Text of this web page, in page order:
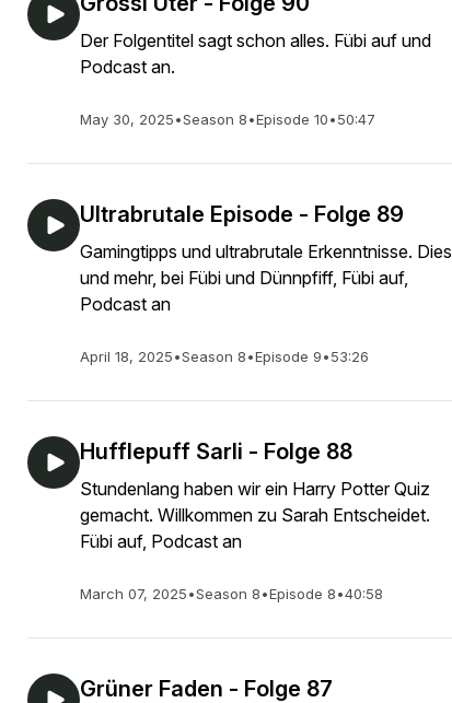
Der Folgentitel sagt schon alles. Fübi auf und
Podcast an.
May 30, 2025•Season 8•Episode 10•50:47
Ultrabrutale Episode - Folge 89
Gamingtipps und ultrabrutale Erkenntnisse. Dies
und mehr, bei Fübi und Dünnpfiff, Fübi auf,
Podcast an
April 18, 2025•Season 8•Episode 9•53:26
Hufflepuff Sarli - Folge 88
Stundenlang haben wir ein Harry Potter Quiz
gemacht. Willkommen zu Sarah Entscheidet.
Fübi auf, Podcast an
March 07, 2025•Season 8•Episode 8•40:58
Grüner Faden - Folge 87